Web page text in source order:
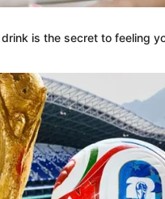
Profil, dan Fakta Sophia
is the secret to feeling